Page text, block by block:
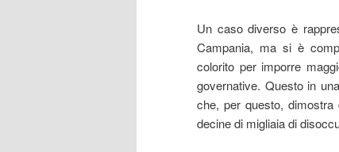
Un caso diverso è
Campania, ma si è
colorito per imporre
governative. Questo in
che, per questo,
decine di migliaia di